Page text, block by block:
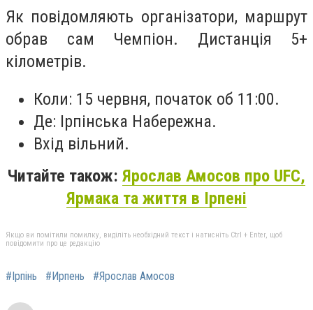
Як повідомляють організатори, маршрут
обрав сам Чемпіон. Дистанція 5+
кілометрів.
Коли: 15 червня, початок об 11:00.
Де: Ірпінська Набережна.
Вхід вільний.
Читайте також: Ярослав Амосов про UFC,
Ярмака та життя в Ірпені
Якщо ви помітили помилку, виділіть необхідний текст і натисніть Ctrl + Enter, щоб
повідомити про це редакцію
#Ірпінь #Ирпень #Ярослав Амосов